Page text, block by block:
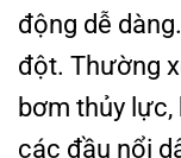
động dễ
đột. Thường
bơm thủy
các đầu nổi